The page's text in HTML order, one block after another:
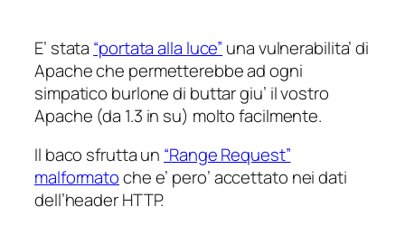
E’ stata “portata alla luce” una vulnerabilita’ di
Apache che permetterebbe ad ogni
simpatico burlone di buttar giu’ il vostro
Apache (da 1.3 in su) molto facilmente.
Il baco sfrutta un “Range Request”
malformatoche e’ pero’ accettato nei dati
dell’header HTTP.